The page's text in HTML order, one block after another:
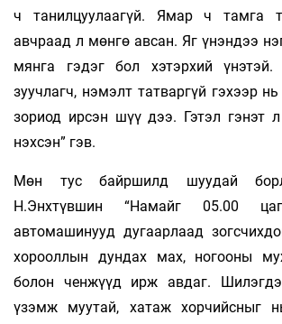
ч танилцуулаагүй. Ямар ч тамга
авчраад л мөнгө авсан. Яг үнэндээ
мянга гэдэг бол хэтэрхий
зуучлагч, нэмэлт татваргүй гэхээр
зориод ирсэн шүү дээ. Гэтэл гэнэт
нэхсэн” гэв.
Мөн тус байршилд шуудай
Н.Энхтүвшин “Намайг 05.00
автомашинууд дугаарлаад
хорооллын дундах мах, ногооны
болон ченжүүд ирж авдаг.
үзэмж муутай, хатаж хорчийсныг